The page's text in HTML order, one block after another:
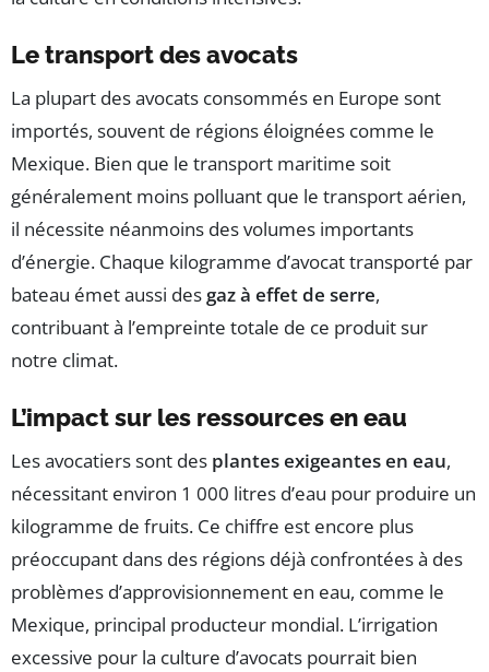
Le transport des avocats
La plupart des avocats consommés en Europe sont
importés, souvent de régions éloignées comme le
Mexique. Bien que le transport maritime soit
généralement moins polluant que le transport aérien,
il nécessite néanmoins des volumes importants
d’énergie. Chaque kilogramme d’avocat transporté par
bateau émet aussi des gaz à effet de serre,
contribuant à l’empreinte totale de ce produit sur
notre climat.
L’impact sur les ressources en eau
Les avocatiers sont des plantes exigeantes en eau,
nécessitant environ 1 000 litres d’eau pour produire un
kilogramme de fruits. Ce chiffre est encore plus
préoccupant dans des régions déjà confrontées à des
problèmes d’approvisionnement en eau, comme le
Mexique, principal producteur mondial. L’irrigation
excessive pour la culture d’avocats pourrait bien